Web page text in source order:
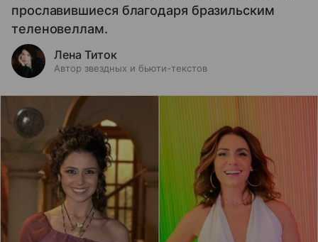
прославившиеся благодаря бразильским
теленовеллам.
Лена Титок
Автор звездных и бьюти-текстов